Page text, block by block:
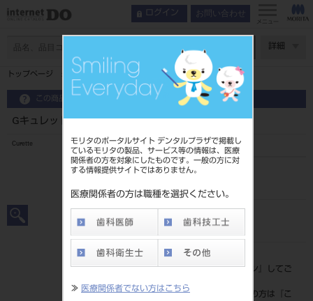
モリタのポータルサイト デンタルプラザで掲載し
ているモリタの製品、サービス等の情報は、医療
関係者の方を対象にしたものです。一般の方に対
する情報提供サイトではありません。
医療関係者の方は職種を選択ください。
≫ 医療関係者でない方はこちら
ログイン お問い合わせ
メニュー
詳細
トップページ Gキュレット est2 角柄 ミニ #G13-14
この商品に関するお問い合わせ
Gキュレット est2 角柄 ミニ #G13-14
Curette
品目コード
4963931331574
標準価格
価格の確認は『ログイン
』してご
ネット会員登録がまだの方は『
こ